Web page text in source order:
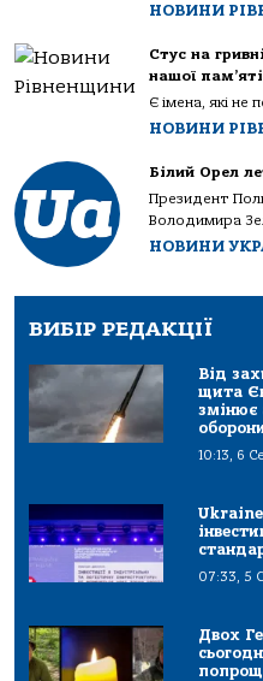
НОВИНИ
Стус на
нашої пам’яті
Є імена, які не
НОВИНИ
Білий Орел
Президент
Володимира
НОВИНИ
ВИБІР РЕДАКЦІЇ
Від
щита
змінює
10:13, 6
07:33, 5
Двох